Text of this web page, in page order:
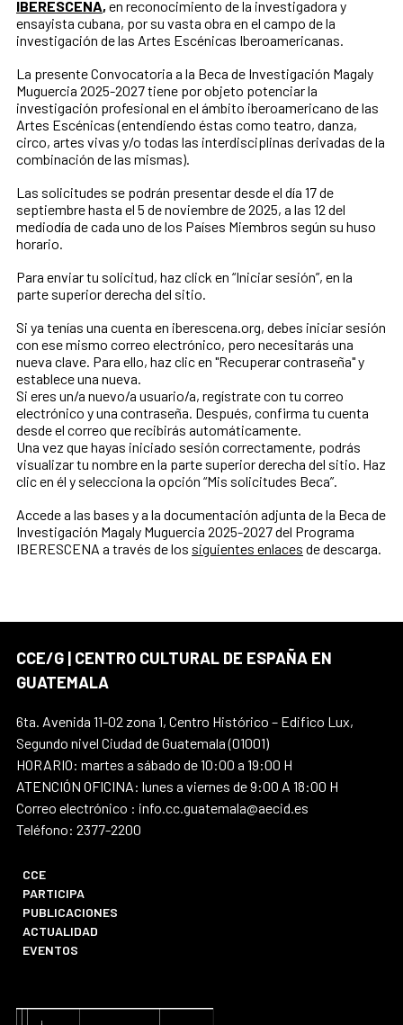
IBERESCENA, en reconocimiento de la investigadora y
ensayista cubana, por su vasta obra en el campo de la
investigación de las Artes Escénicas Iberoamericanas.
La presente Convocatoria a la Beca de Investigación Magaly
Muguercia 2025-2027 tiene por objeto potenciar la
investigación profesional en el ámbito iberoamericano de las
Artes Escénicas (entendiendo éstas como teatro, danza,
circo, artes vivas y/o todas las interdisciplinas derivadas de la
combinación de las mismas).
Las solicitudes se podrán presentar desde el día 17 de
septiembre hasta el 5 de noviembre de 2025, a las 12 del
mediodía de cada uno de los Países Miembros según su huso
horario.
Para enviar tu solicitud, haz click en “Iniciar sesión”, en la
parte superior derecha del sitio.
Si ya tenías una cuenta en iberescena.org, debes iniciar sesión
con ese mismo correo electrónico, pero necesitarás una
nueva clave. Para ello, haz clic en "Recuperar contraseña" y
establece una nueva.
Si eres un/a nuevo/a usuario/a, regístrate con tu correo
electrónico y una contraseña. Después, confirma tu cuenta
desde el correo que recibirás automáticamente.
Una vez que hayas iniciado sesión correctamente, podrás
visualizar tu nombre en la parte superior derecha del sitio. Haz
clic en él y selecciona la opción “Mis solicitudes Beca”.
Accede a las bases y a la documentación adjunta de la Beca de
Investigación Magaly Muguercia 2025-2027 del Programa
IBERESCENA a través de los siguientes enlaces de descarga.
CCE/G | CENTRO CULTURAL DE ESPAÑA EN
GUATEMALA
6ta. Avenida 11-02 zona 1, Centro Histórico – Edifico Lux,
Segundo nivel Ciudad de Guatemala (01001)
HORARIO: martes a sábado de 10:00 a 19:00 H
ATENCIÓN OFICINA: lunes a viernes de 9:00 A 18:00 H
Correo electrónico : info.cc.guatemala@aecid.es
Teléfono: 2377-2200
CCE
PARTICIPA
PUBLICACIONES
ACTUALIDAD
EVENTOS